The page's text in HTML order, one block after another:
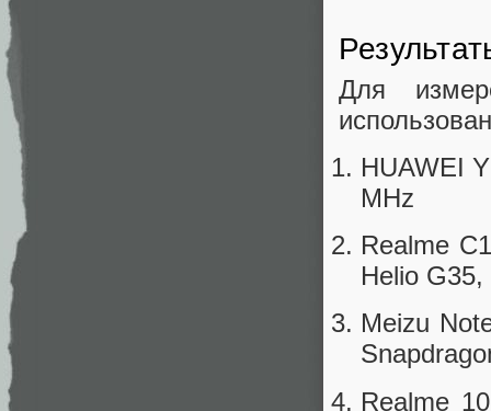
Для
HUAWEI
MHz
Realme
Helio
Meizu
Realme